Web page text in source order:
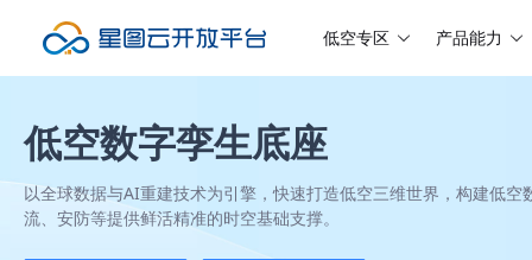
低空专区 产品能力
低空数字孪生底座
以全球数据与AI重建技术为引擎，快速打造低空三维世界，构建低
流、安防等提供鲜活精准的时空基础支撑。